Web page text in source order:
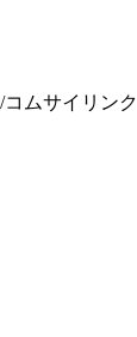
ムサイリンク